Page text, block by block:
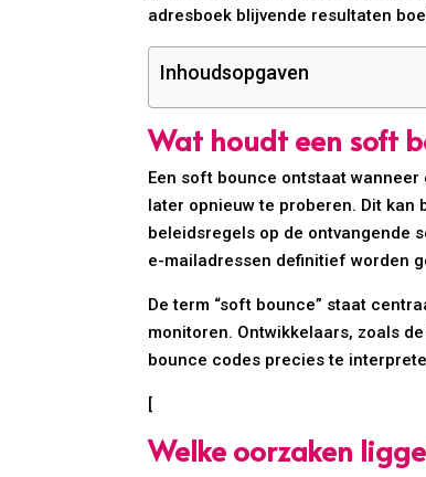
adresboek blijvende resultaten
Inhoudsopgaven
Wat houdt een soft
Een soft bounce ontstaat
later opnieuw te proberen. Dit kan
beleidsregels op de ontvangende
e-mailadressen definitief worden
De term “soft bounce” staat
monitoren. Ontwikkelaars, zoals
bounce codes precies te
[
Welke oorzaken